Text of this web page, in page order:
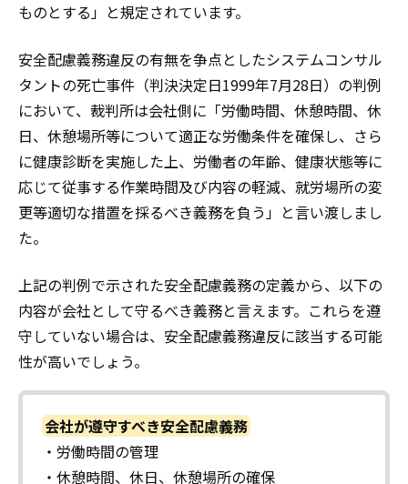
ものとする」と規定されています。
安全配慮義務違反の有無を争点としたシステムコンサル
タントの死亡事件（判決決定日1999年7月28日）の判例
において、裁判所は会社側に「労働時間、休憩時間、休
日、休憩場所等について適正な労働条件を確保し、さら
に健康診断を実施した上、労働者の年齢、健康状態等に
応じて従事する作業時間及び内容の軽減、就労場所の変
更等適切な措置を採るべき義務を負う」と言い渡しまし
た。
上記の判例で示された安全配慮義務の定義から、以下の
内容が会社として守るべき義務と言えます。これらを遵
守していない場合は、安全配慮義務違反に該当する可能
性が高いでしょう。
会社が遵守すべき安全配慮義務
・労働時間の管理
・休憩時間、休日、休憩場所の確保